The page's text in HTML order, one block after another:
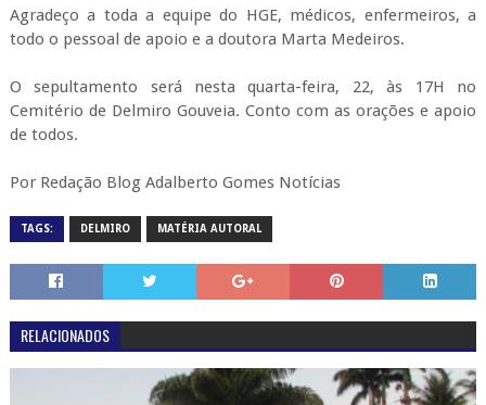
Agradeço a toda a equipe do HGE, médicos, enfermeiros, a
todo o pessoal de apoio e a doutora Marta Medeiros.
O sepultamento será nesta quarta-feira, 22, às 17H no
Cemitério de Delmiro Gouveia. Conto com as orações e apoio
de todos.
Por Redação Blog Adalberto Gomes Notícias
TAGS: DELMIRO MATÉRIA AUTORAL
RELACIONADOS